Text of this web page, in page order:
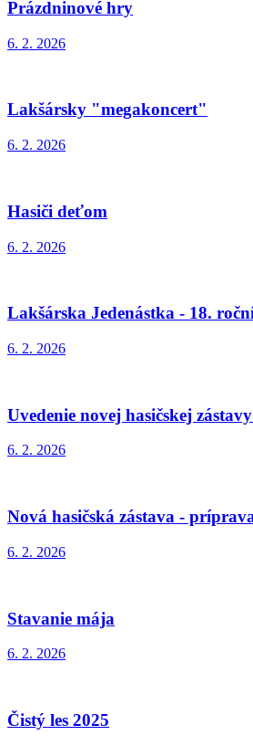
Prázdninové hry
6. 2. 2026
Lakšársky "megakoncert"
6. 2. 2026
Hasiči deťom
6. 2. 2026
Lakšárska Jedenástka - 18.
6. 2. 2026
Uvedenie novej hasičskej
6. 2. 2026
Nová hasičská zástava -
6. 2. 2026
Stavanie mája
6. 2. 2026
Čistý les 2025